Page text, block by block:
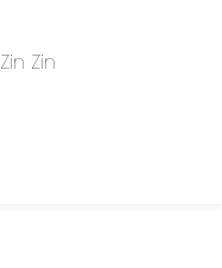
Zin Zin